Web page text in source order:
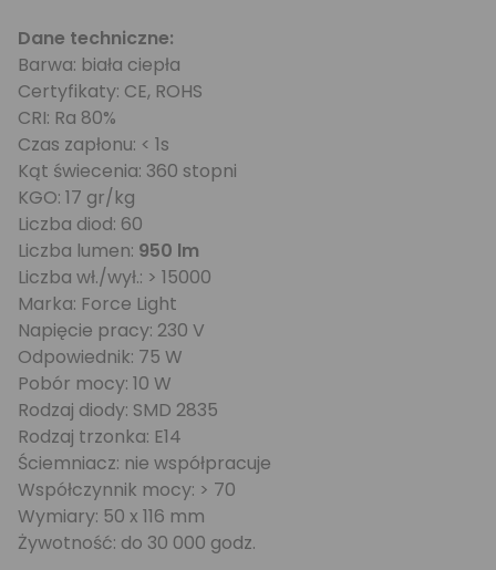
Dane techniczne:
Barwa: biała ciepła
Certyfikaty: CE, ROHS
CRI: Ra 80%
Czas zapłonu: < 1s
Kąt świecenia: 360 stopni
KGO: 17 gr/kg
Liczba diod: 60
Liczba lumen: 950 lm
Liczba wł./wył.: > 15000
Marka: Force Light
Napięcie pracy: 230 V
Odpowiednik: 75 W
Pobór mocy: 10 W
Rodzaj diody: SMD 2835
Rodzaj trzonka: E14
Ściemniacz: nie współpracuje
Współczynnik mocy: > 70
Wymiary: 50 x 116 mm
Żywotność: do 30 000 godz.